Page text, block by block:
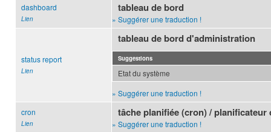
dashboard
Lien
tableau de bord
» Suggérer une traduction !
status report
Lien
tableau de bord d'administration
Suggestions
Etat du système
» Suggérer une traduction !
cron
Lien
tâche planifiée (cron) / planificateur
» Suggérer une traduction !